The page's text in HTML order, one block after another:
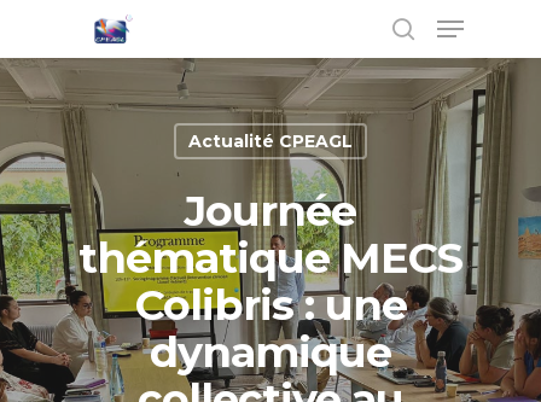
Hit enter to search or ESC to close
Actualité CPEAGL
Journée
thématique MECS
Colibris : une
dynamique